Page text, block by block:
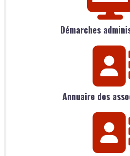
Démarches
Annuaire des